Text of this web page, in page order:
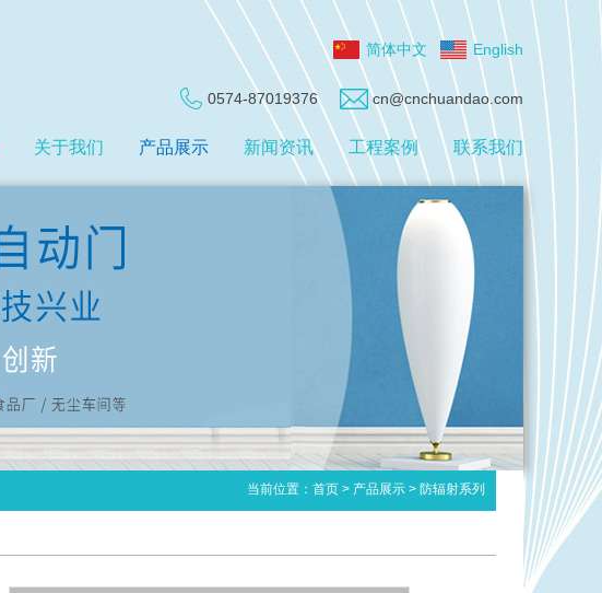
简体中文 English
0574-87019376 cn@cnchuandao.com
关于我们 产品展示 新闻资讯 工程案例 联系我们
当前位置： 首页 > 产品展示 > 防辐射系列